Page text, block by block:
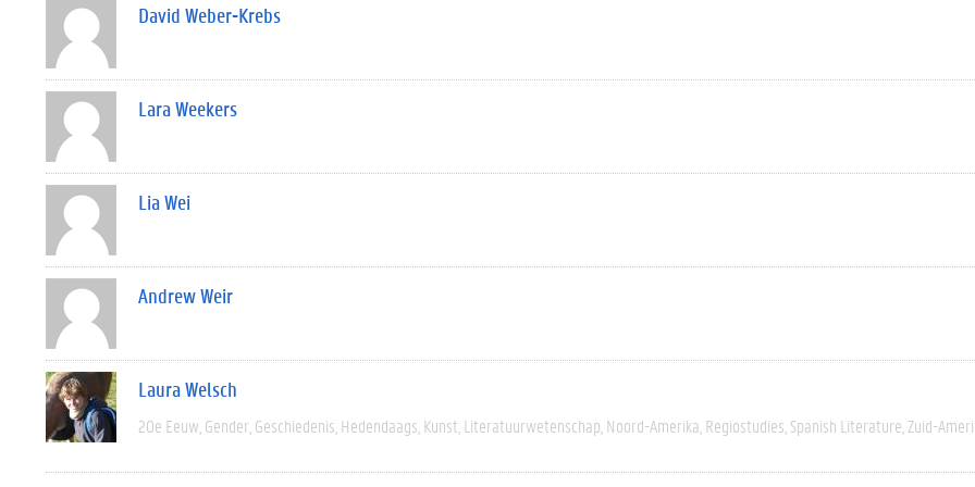
David Weber-Krebs
Lara Weekers
Lia Wei
Andrew Weir
Laura Welsch
20e Eeuw Gender Geschiedenis Hedendaags Kunst Literatuurwetenschap Noord-Amerika Regiostudies Spanish Literature Zuid-